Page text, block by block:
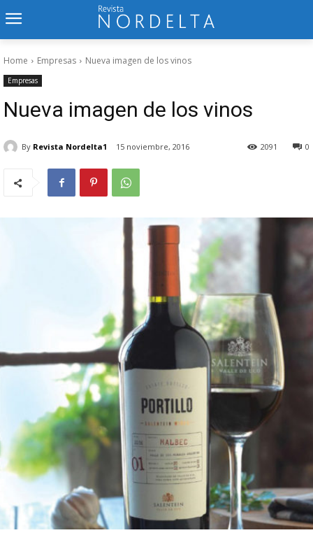
Home Empresas Nueva imagen de los vinos
Empresas
Nueva imagen de los vinos
By Revista Nordelta1 15 noviembre, 2016 0
2091